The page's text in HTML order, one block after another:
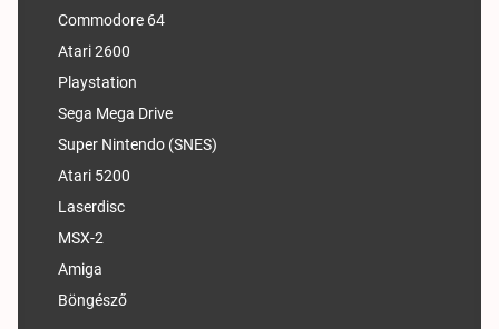
Commodore 64
Atari 2600
Playstation
Sega Mega Drive
Super Nintendo (SNES)
Atari 5200
Laserdisc
MSX-2
Amiga
Böngésző